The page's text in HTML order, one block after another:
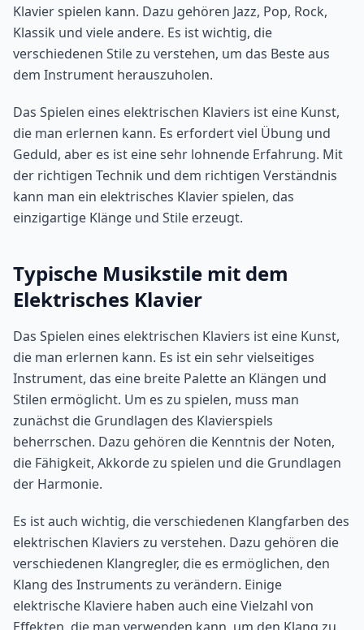
Klavier spielen kann. Dazu gehören Jazz, Pop, Rock,
Klassik und viele andere. Es ist wichtig, die
verschiedenen Stile zu verstehen, um das Beste aus
dem Instrument herauszuholen.
Das Spielen eines elektrischen Klaviers ist eine Kunst,
die man erlernen kann. Es erfordert viel Übung und
Geduld, aber es ist eine sehr lohnende Erfahrung. Mit
der richtigen Technik und dem richtigen Verständnis
kann man ein elektrisches Klavier spielen, das
einzigartige Klänge und Stile erzeugt.
Typische Musikstile mit dem
Elektrisches Klavier
Das Spielen eines elektrischen Klaviers ist eine Kunst,
die man erlernen kann. Es ist ein sehr vielseitiges
Instrument, das eine breite Palette an Klängen und
Stilen ermöglicht. Um es zu spielen, muss man
zunächst die Grundlagen des Klavierspiels
beherrschen. Dazu gehören die Kenntnis der Noten,
die Fähigkeit, Akkorde zu spielen und die Grundlagen
der Harmonie.
Es ist auch wichtig, die verschiedenen Klangfarben des
elektrischen Klaviers zu verstehen. Dazu gehören die
verschiedenen Klangregler, die es ermöglichen, den
Klang des Instruments zu verändern. Einige
elektrische Klaviere haben auch eine Vielzahl von